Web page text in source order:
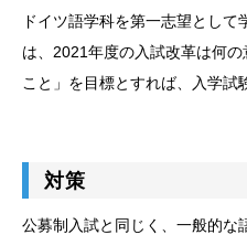
ドイツ語学科を第一志望とし
は、2021年度の入試改革は何
こと」を目標とすれば、入学試
対策
公募制入試と同じく、一般的な